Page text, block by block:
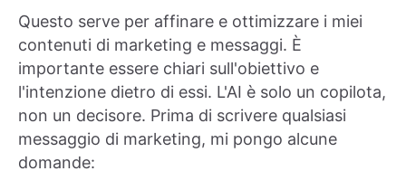
Questo serve per affinare e ottimizzare i miei
contenuti di marketing e messaggi. È
importante essere chiari sull'obiettivo e
l'intenzione dietro di essi. L'AI è solo un copilota,
non un decisore. Prima di scrivere qualsiasi
messaggio di marketing, mi pongo alcune
domande: